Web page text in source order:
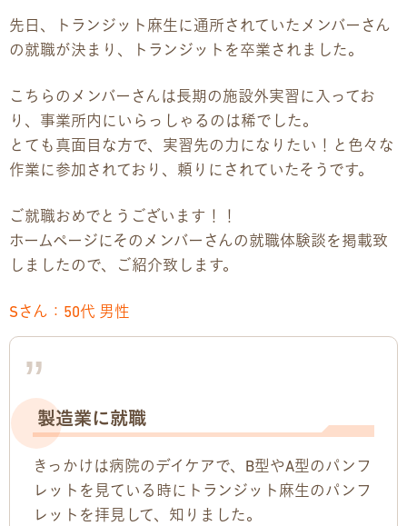
スキルアップ診断
パンフレット
デジタルパンフレット
広報チラシ・刊行物
Q&A
雇用をお考えの企業様へ
プライバシーポリシー
先日、トランジット麻生に通所されていたメンバーさん
の就職が決まり、トランジットを卒業されました。
こちらのメンバーさんは長期の施設外実習に入ってお
り、事業所内にいらっしゃるのは稀でした。
とても真面目な方で、実習先の力になりたい！と色々な
作業に参加されており、頼りにされていたそうです。
ご就職おめでとうございます！！
ホームページにそのメンバーさんの就職体験談を掲載致
しましたので、ご紹介致します。
Sさん：50代 男性
製造業に就職
きっかけは病院のデイケアで、B型やA型のパンフ
レットを見ている時にトランジット麻生のパンフ
レットを拝見して、知りました。